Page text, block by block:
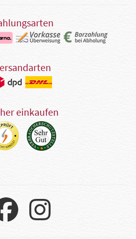
einkaufen